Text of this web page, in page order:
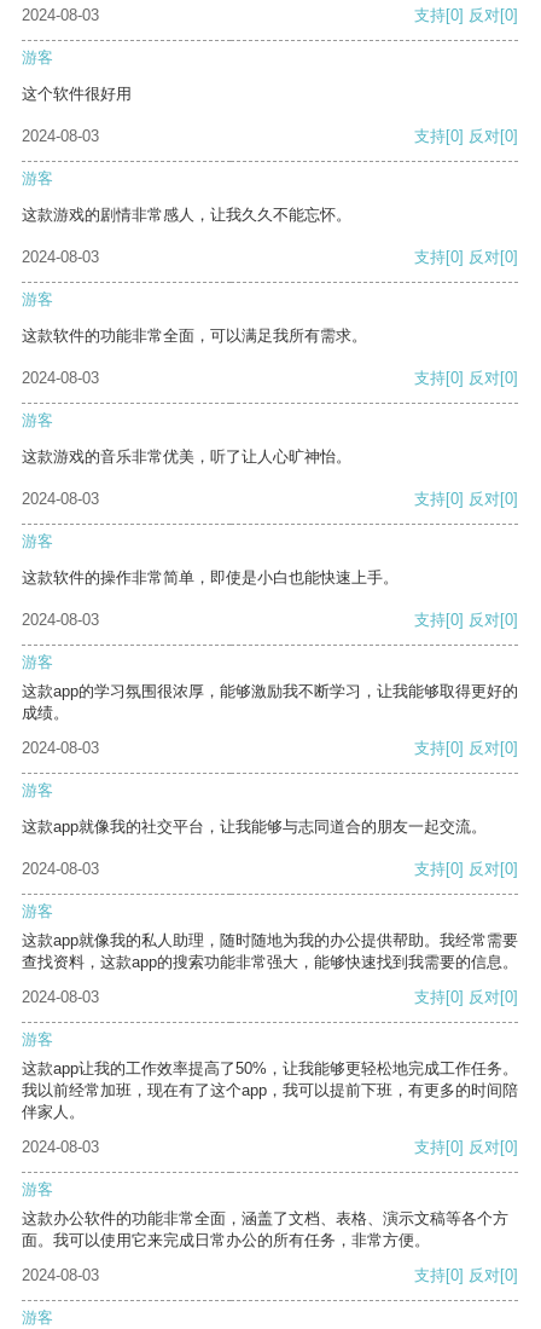
2024-08-03 支持[0] 反对[0]
游客
这个软件很好用
2024-08-03 支持[0] 反对[0]
游客
这款游戏的剧情非常感人，让我久久不能忘怀。
2024-08-03 支持[0] 反对[0]
游客
这款软件的功能非常全面，可以满足我所有需求。
2024-08-03 支持[0] 反对[0]
游客
这款游戏的音乐非常优美，听了让人心旷神怡。
2024-08-03 支持[0] 反对[0]
游客
这款软件的操作非常简单，即使是小白也能快速上手。
2024-08-03 支持[0] 反对[0]
游客
这款app的学习氛围很浓厚，能够激励我不断学习，让我能够取得更好的
成绩。
2024-08-03
支持[0] 反对[0]
游客
这款app就像我的社交平台，让我能够与志同道合的朋友一起交流。
2024-08-03 支持[0] 反对[0]
游客
这款app就像我的私人助理，随时随地为我的办公提供帮助。我经常需要
查找资料，这款app的搜索功能非常强大，能够快速找到我需要的信息。
2024-08-03
支持[0] 反对[0]
游客
这款app让我的工作效率提高了50%，让我能够更轻松地完成工作任务。
我以前经常加班，现在有了这个app，我可以提前下班，有更多的时间陪
伴家人。
2024-08-03
支持[0] 反对[0]
游客
这款办公软件的功能非常全面，涵盖了文档、表格、演示文稿等各个方
面。我可以使用它来完成日常办公的所有任务，非常方便。
2024-08-03
支持[0] 反对[0]
游客